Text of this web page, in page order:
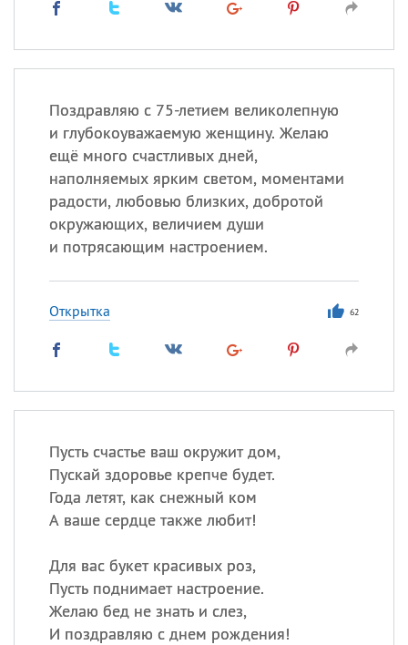
Поздравляю с 75-летием великолепную
и глубокоуважаемую женщину. Желаю
ещё много счастливых дней,
наполняемых ярким светом, моментами
радости, любовью близких, добротой
окружающих, величием души
и потрясающим настроением.
Открытка 62
Пусть счастье ваш окружит дом,
Пускай здоровье крепче будет.
Года летят, как снежный ком
А ваше сердце также любит!
Для вас букет красивых роз,
Пусть поднимает настроение.
Желаю бед не знать и слез,
И поздравляю с днем рождения!